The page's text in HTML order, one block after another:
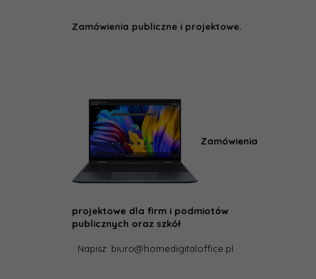
Zamówienia publiczne i projektowe.
Zamówienia
projektowe dla firm i podmiotów
publicznych oraz szkół
Napisz: biuro@homedigitaloffice.pl